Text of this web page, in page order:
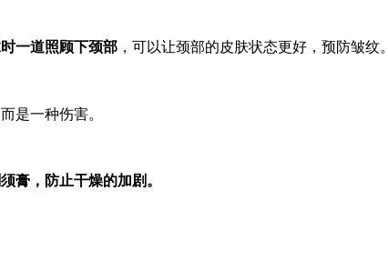
一道照顾下颈部 ，可以让颈部的皮肤状态更好，预防皱纹。
是一种伤害。
膏，防止干燥的加剧。